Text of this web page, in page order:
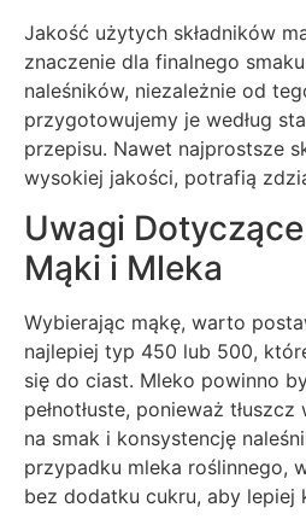
Jakość użytych składników
znaczenie dla finalnego
naleśników, niezależnie od
przygotowujemy je według
przepisu. Nawet najprostsze
wysokiej jakości, potrafią
Uwagi
Mąki i Mleka
Wybierając mąkę, warto
najlepiej typ 450 lub 500,
się do ciast. Mleko powinno
pełnotłuste, ponieważ
na smak i konsystencję
przypadku mleka roślinnego,
bez dodatku cukru, aby lepiej